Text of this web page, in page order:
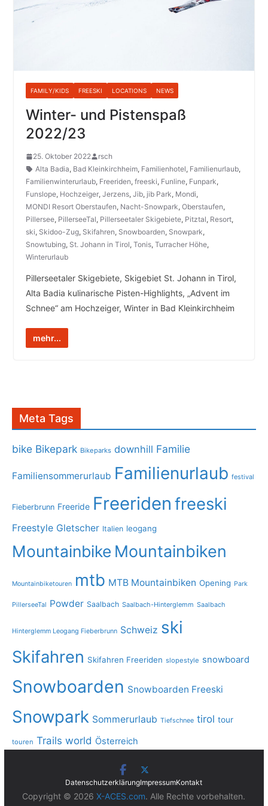
FAMILY/KIDS FREESKI LOCATIONS NEWS
Winter- und Pistenspaß
2022/23
25. Oktober 2022
rsch
Alta Badia, Bad Kleinkirchheim, Familienhotel, Familienurlaub,
Familienwinterurlaub, Freeriden, freeski, Funline, Funpark,
Funslope, Hochzeiger, Jerzens, Jib, jib Park, Mondi,
MONDI Resort Oberstaufen, Nacht-Snowpark, Oberstaufen,
Pillersee, PillerseeTal, Pillerseetaler Skigebiete, Pitztal, Resort,
ski, Skidoo-Zug, Skifahren, Snowboarden, Snowpark,
Snowtubing, St. Johann in Tirol, Tonis, Turracher Höhe,
Winterurlaub
Pillerseetaler Skigebiete, Skigebiet St. Johann in Tirol,
Alta Badia kulinarische Pisten-Highlights, „Advent im
Schnee“ am Hochzeiger, Winter in Bad Kleinkirchheim
mehr...
Meta Tags
bike Bikepark Bikeparks downhill Familie
Familiensommerurlaub Familienurlaub festival
Fieberbrunn Freeride Freeriden freeski
Freestyle Gletscher Italien leogang
Mountainbike Mountainbiken
Mountainbiketouren mtb MTB Mountainbiken Opening Park
PillerseeTal Powder Saalbach Saalbach-Hinterglemm Saalbach
Hinterglemm Leogang Fieberbrunn Schweiz ski
Skifahren Skifahren Freeriden slopestyle snowboard
Snowboarden Snowboarden Freeski
Snowpark Sommerurlaub Tiefschnee tirol tour
touren Trails world Österreich
DatenschutzerklärungImpressumKontakt
Copyright © 2026X-ACES.com. Alle Rechte vorbehalten.